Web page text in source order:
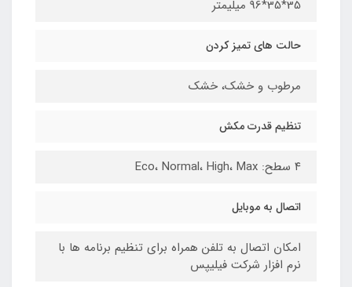
35*35*96 میلیمتر
حالت های تمیز کردن
مرطوب و خشک، خشک
تنظیم قدرت مکش
۴ سطح: Eco، Normal، High، Max
اتصال به موبایل
امکان اتصال به تلفن همراه برای تنظیم برنامه ها با
نرم افزار شرکت فیلیپس